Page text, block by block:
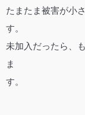
たまたま被害が小
す。
未加入だったら、
ま